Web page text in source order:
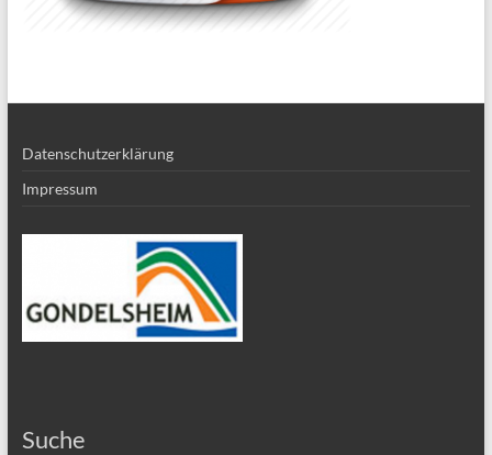
Datenschutzerklärung
Impressum
Suche